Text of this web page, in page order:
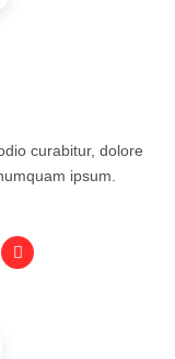
curabitur, dolore
ipsum.